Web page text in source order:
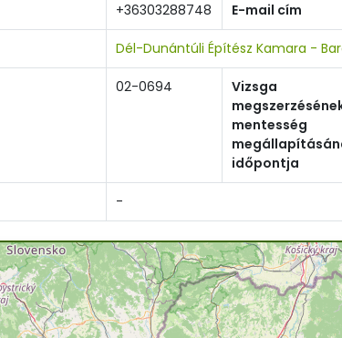
+36303288748 E-mail cím
Dél-Dunántúli Építész Kamara -
02-0694
Vizsga
mentesség
időpontja
-